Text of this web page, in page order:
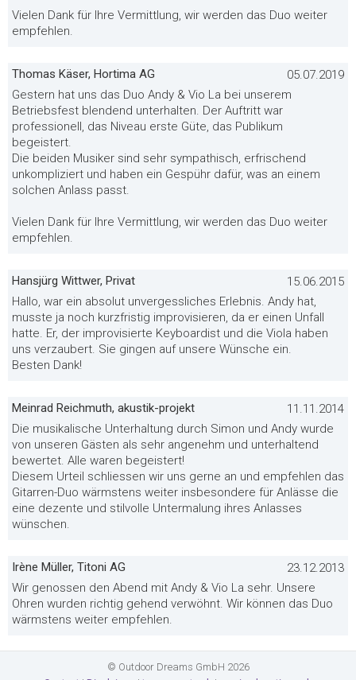
Vielen Dank für Ihre Vermittlung, wir werden das Duo weiter
empfehlen.
Thomas Käser, Hortima AG
05.07.2019
Gestern hat uns das Duo Andy & Vio La bei unserem
Betriebsfest blendend unterhalten. Der Auftritt war
professionell, das Niveau erste Güte, das Publikum
begeistert.
Die beiden Musiker sind sehr sympathisch, erfrischend
unkompliziert und haben ein Gespühr dafür, was an einem
solchen Anlass passt.
Vielen Dank für Ihre Vermittlung, wir werden das Duo weiter
empfehlen.
Hansjürg Wittwer, Privat
15.06.2015
Hallo, war ein absolut unvergessliches Erlebnis. Andy hat,
musste ja noch kurzfristig improvisieren, da er einen Unfall
hatte. Er, der improvisierte Keyboardist und die Viola haben
uns verzaubert. Sie gingen auf unsere Wünsche ein.
Besten Dank!
Meinrad Reichmuth, akustik-projekt
11.11.2014
Die musikalische Unterhaltung durch Simon und Andy wurde
von unseren Gästen als sehr angenehm und unterhaltend
bewertet. Alle waren begeistert!
Diesem Urteil schliessen wir uns gerne an und empfehlen das
Gitarren-Duo wärmstens weiter insbesondere für Anlässe die
eine dezente und stilvolle Untermalung ihres Anlasses
wünschen.
Irène Müller, Titoni AG
23.12.2013
Wir genossen den Abend mit Andy & Vio La sehr. Unsere
Ohren wurden richtig gehend verwöhnt. Wir können das Duo
wärmstens weiter empfehlen.
© Outdoor Dreams GmbH 2026